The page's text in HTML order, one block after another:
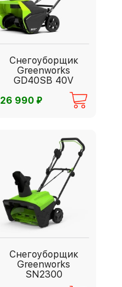
Снегоуборщик
Greenworks
GD40SB 40V
26 990⃏
Снегоуборщик
Greenworks
SN2300